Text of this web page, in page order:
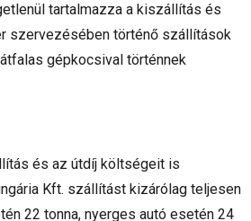
tartalmazza a kiszállítás és
szervezésében történő szállítások
gépkocsival történnek
és az útdíj költségeit is
Kft. szállítást kizárólag teljesen
22 tonna, nyerges autó esetén 24